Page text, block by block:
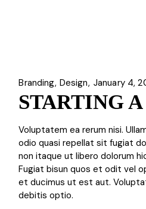
Branding Design January 4,
STARTING
Voluptatem ea rerum nisi.
odio quasi repellat sit fugiat
non itaque ut libero dolorum
Fugiat bisun quos et odit vel
et ducimus ut est aut.
debitis optio.